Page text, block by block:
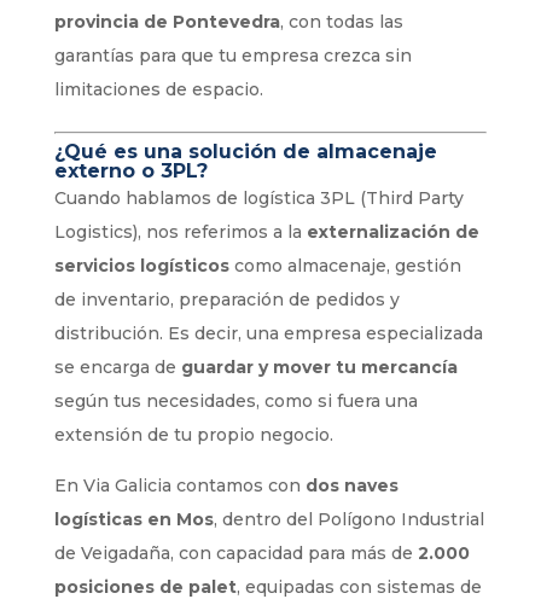
provincia de Pontevedra, con todas las
garantías para que tu empresa crezca sin
limitaciones de espacio.
¿Qué es una solución de almacenaje
externo o 3PL?
Cuando hablamos de logística 3PL (Third Party
Logistics), nos referimos a la externalización de
servicios logísticoscomo almacenaje, gestión
de inventario, preparación de pedidos y
distribución. Es decir, una empresa especializada
se encarga de guardar y mover tu mercancía
según tus necesidades, como si fuera una
extensión de tu propio negocio.
En Via Galicia contamos con dos naves
logísticas en Mos, dentro del Polígono Industrial
de Veigadaña, con capacidad para más de 2.000
posiciones de palet, equipadas con sistemas de